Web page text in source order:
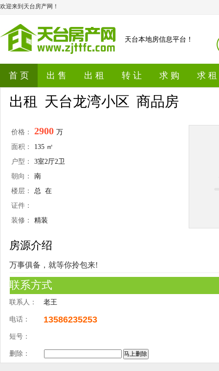
欢迎来到天台房产网！
天台本地房信息平台！
首 页 出 售 出 租 转 让 求 购 求 租
出租 天台龙湾小区 商品房
价格： 2900 万
面积：
135 ㎡
户型：
3室2厅2卫
朝向：
南
楼层：
总 在
证件：
装修：
精装
房源介绍
万事俱备，就等你拎包来!
联系方式
联系人： 老王
电话： 13586235253
短号：
删除：